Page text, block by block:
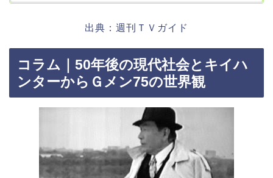
出典：週刊ＴＶガイド
コラム｜50年後の現代社会とキイハ
ンターからＧメン75の世界観